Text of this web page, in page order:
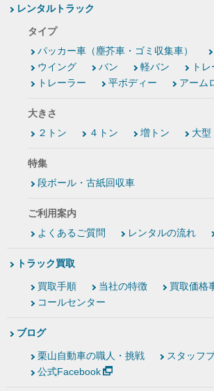
レンタルトラック
タイプ
パッカー車（塵芥車・ゴミ収集車）
ウイング
バン 軽バン
ト
トレーラー
平ボディー アーム
大きさ
２トン
４トン 増トン 大型
特集
段ボール・古紙回収車
ご利用案内
よくあるご質問
レンタルの流れ
トラック買取
買取手順 当社の特徴
買取価格
コールセンター
ブログ
栗山自動車の職人・挑戦
スタッフ
公式Facebook